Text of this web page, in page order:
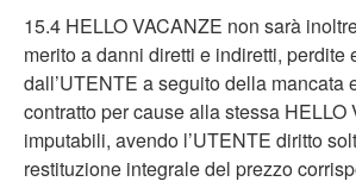
15.4 HELLO VACANZE non sarà
merito a danni diretti e indiretti, perdite
dall’UTENTE a seguito della mancata
contratto per cause alla stessa HELLO
imputabili, avendo l’UTENTE diritto
restituzione integrale del prezzo